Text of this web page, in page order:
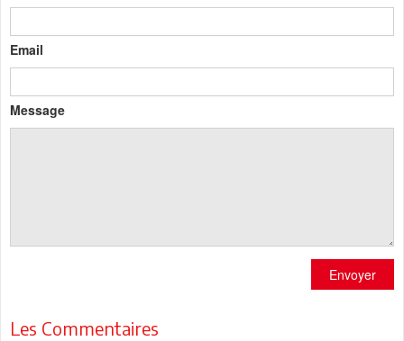
Email
Message
Envoyer
Les Commentaires